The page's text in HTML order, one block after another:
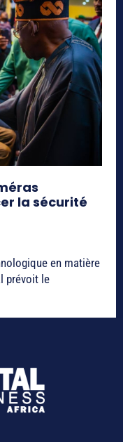
la sécurité
en matière
prévoit le